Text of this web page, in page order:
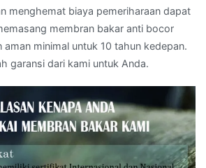
menghemat biaya pemeriharaan dapat
membran bakar anti bocor
aman minimal untuk 10 tahun kedepan.
garansi dari kami untuk Anda.